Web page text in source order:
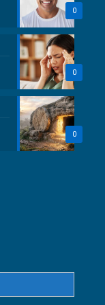
0
0
0